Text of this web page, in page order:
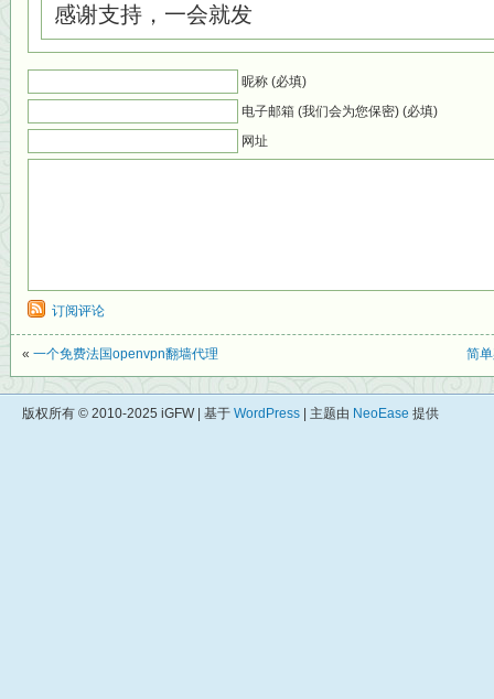
感谢支持，一会就发
昵称 (必填)
电子邮箱 (我们会为您保密) (必填)
网址
订阅评论
« 一个免费法国openvpn翻墙代理 简
版权所有 © 2010-2025 iGFW | 基于 WordPress | 主题由 NeoEase 提供